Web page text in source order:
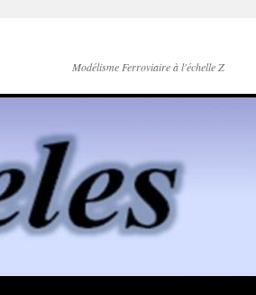
Modélisme Ferroviaire à l'échelle Z